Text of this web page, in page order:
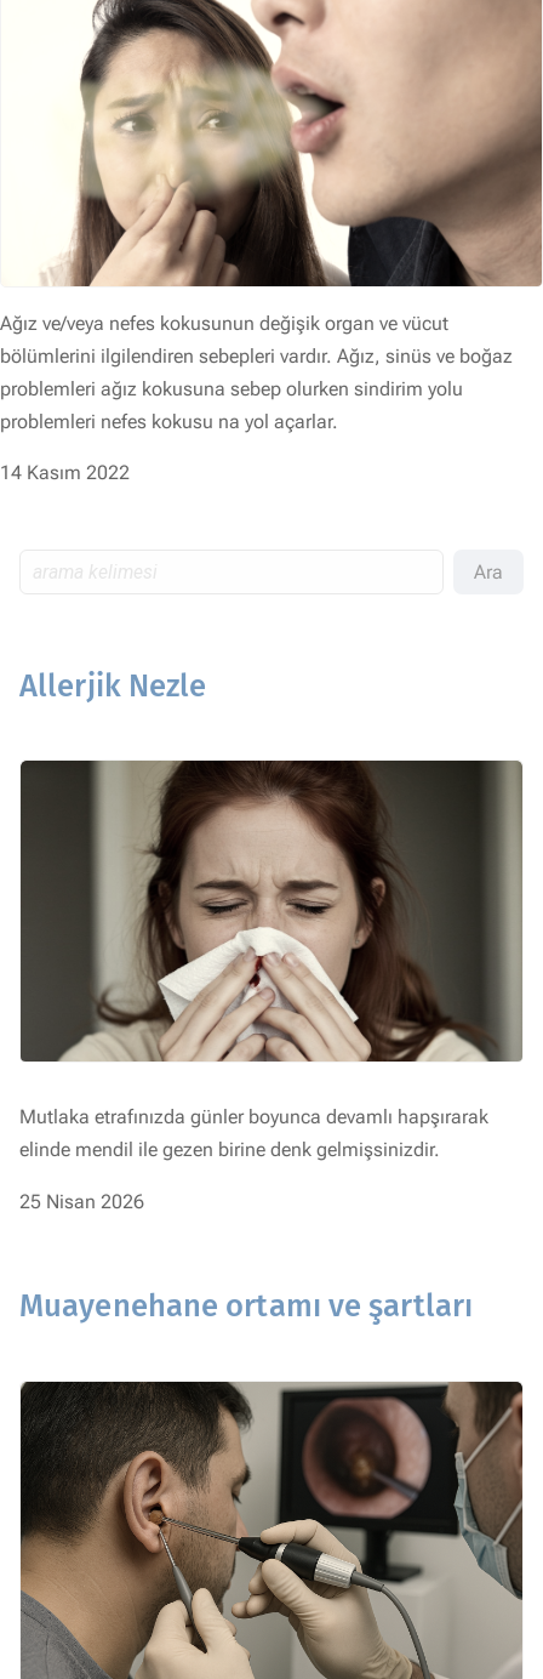
Ağız ve/veya nefes kokusunun değişik organ ve vücut
bölümlerini ilgilendiren sebepleri vardır. Ağız, sinüs ve boğaz
problemleri ağız kokusuna sebep olurken sindirim yolu
problemleri nefes kokusu na yol açarlar.
14 Kasım 2022
Ara
Allerjik Nezle
Mutlaka etrafınızda günler boyunca devamlı hapşırarak
elinde mendil ile gezen birine denk gelmişsinizdir.
25 Nisan 2026
Muayenehane ortamı ve şartları